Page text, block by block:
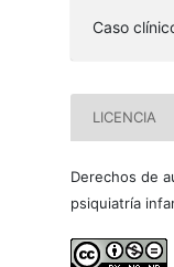
Caso
LICENCIA
Derechos de
psiquiatría